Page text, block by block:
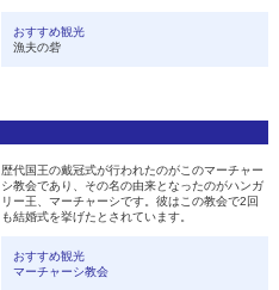
おすすめ観光
漁夫の砦
歴代国王の戴冠式が行われたのがこのマーチャー
シ教会であり、その名の由来となったのがハンガ
リー王、マーチャーシです。彼はこの教会で2回
も結婚式を挙げたとされています。
おすすめ観光
マーチャーシ教会